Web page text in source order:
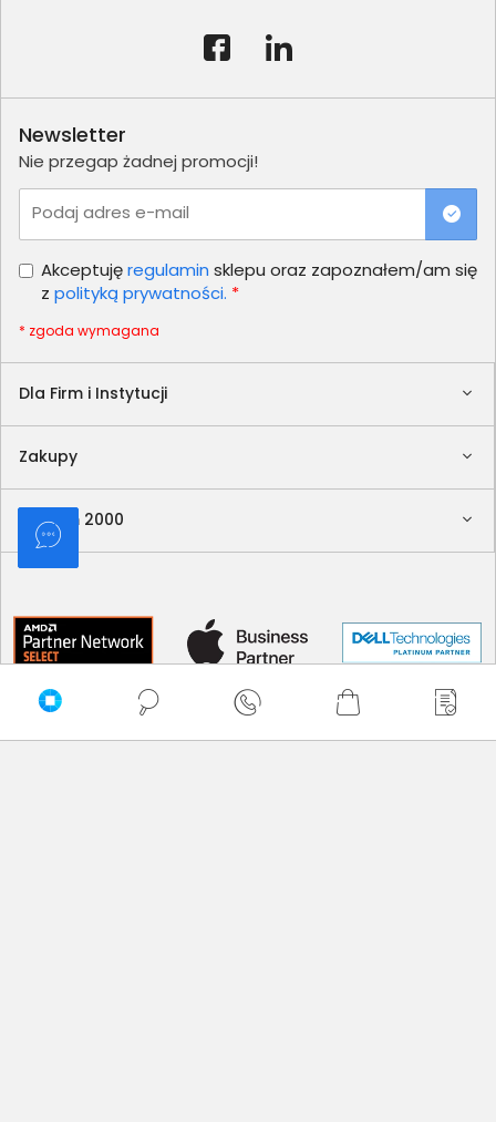
Dla Firm i Instytucji
Zakupy
Delkom 2000
Newsletter
Nie przegap żadnej promocji!
Podaj adres e-mail
Akceptujęregulamin sklepu oraz zapoznałem/am się
z polityką prywatności. *
* zgoda wymagana